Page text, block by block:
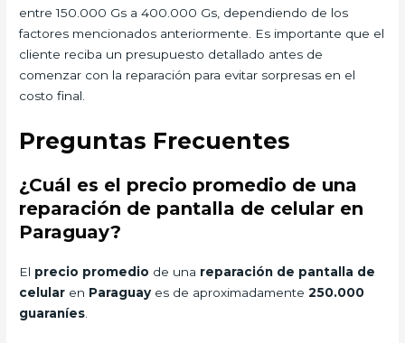
entre 150.000 Gs a 400.000 Gs, dependiendo de los
factores mencionados anteriormente. Es importante que el
cliente reciba un presupuesto detallado antes de
comenzar con la reparación para evitar sorpresas en el
costo final.
Preguntas Frecuentes
¿Cuál es el precio promedio de una
reparación de pantalla de celular en
Paraguay?
El precio promedio de una reparación de pantalla de
celular en Paraguay es de aproximadamente250.000
guaraníes